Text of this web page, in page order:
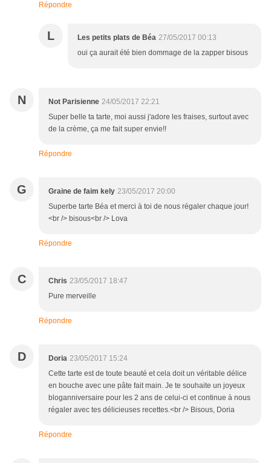
Répondre
L Les petits plats de Béa 27/05/2017 00:13
oui ça aurait été bien dommage de la zapper bisous
N Not Parisienne 24/05/2017 22:21
Super belle ta tarte, moi aussi j'adore les fraises, surtout avec
de la crème, ça me fait super envie!!
Répondre
G Graine de faim kely 23/05/2017 20:00
Superbe tarte Béa et merci à toi de nous régaler chaque jour!
<br /> bisous<br /> Lova
Répondre
C Chris 23/05/2017 18:47
Pure merveille
Répondre
D Doria 23/05/2017 15:24
Cette tarte est de toute beauté et cela doit un véritable délice
en bouche avec une pâte fait main. Je te souhaite un joyeux
bloganniversaire pour les 2 ans de celui-ci et continue à nous
régaler avec tes délicieuses recettes.<br /> Bisous, Doria
Répondre